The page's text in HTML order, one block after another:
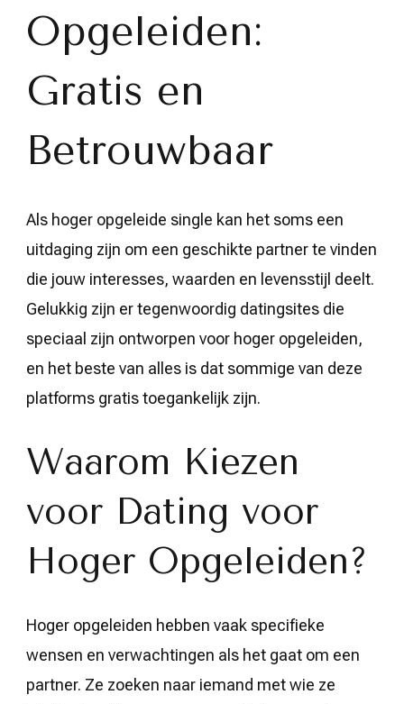
Opgeleiden:
Gratis en
Betrouwbaar
Als hoger opgeleide single kan het soms een
uitdaging zijn om een geschikte partner te vinden
die jouw interesses, waarden en levensstijl deelt.
Gelukkig zijn er tegenwoordig datingsites die
speciaal zijn ontworpen voor hoger opgeleiden,
en het beste van alles is dat sommige van deze
platforms gratis toegankelijk zijn.
Waarom Kiezen
voor Dating voor
Hoger Opgeleiden?
Hoger opgeleiden hebben vaak specifieke
wensen en verwachtingen als het gaat om een
partner. Ze zoeken naar iemand met wie ze